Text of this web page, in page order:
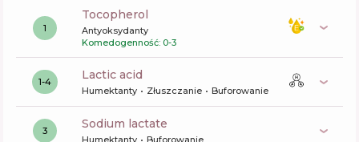
1
tocopherol
Antyoksydanty
Komedogenność: 0-3
1-4 lactic acid
Humektanty Złuszczanie Buforowanie
3 sodium lactate
Humektanty Buforowanie